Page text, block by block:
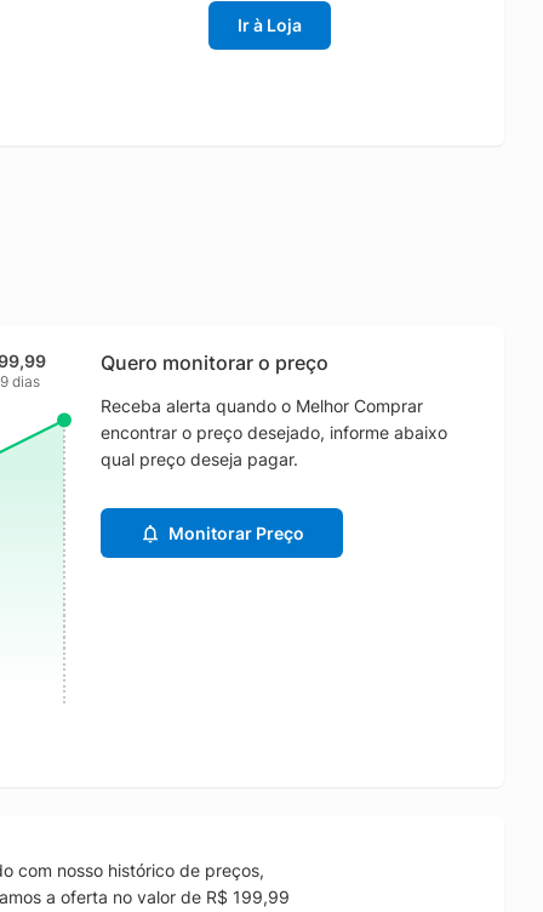
Ir à Loja
dias
Quero monitorar o preço
Receba alerta quando o Melhor Comprar
encontrar o preço desejado, informe abaixo
qual preço deseja pagar.
Monitorar Preço
com nosso histórico de preços,
a oferta no valor de R$ 199,99